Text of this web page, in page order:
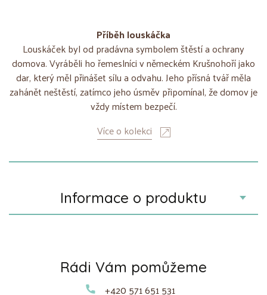
Příběh louskáčka
Louskáček byl od pradávna symbolem štěstí a ochrany
domova. Vyráběli ho řemeslníci v německém Krušnohoří jako
dar, který měl přinášet sílu a odvahu. Jeho přísná tvář měla
zahánět neštěstí, zatímco jeho úsměv připomínal, že domov je
vždy místem bezpečí.
Více o kolekci
Informace o produktu
Rádi Vám pomůžeme
+420 571 651 531